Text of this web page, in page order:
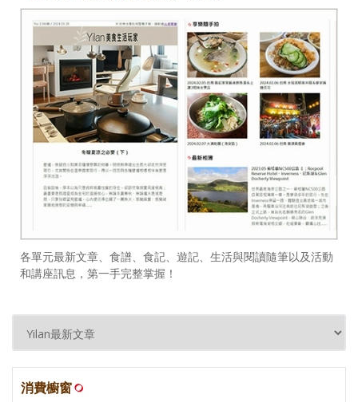
各單元最新文章、食譜、食記、遊記、生活與閱讀隨筆以及活動
和講座訊息，第一手完整掌握！
消費櫥窗